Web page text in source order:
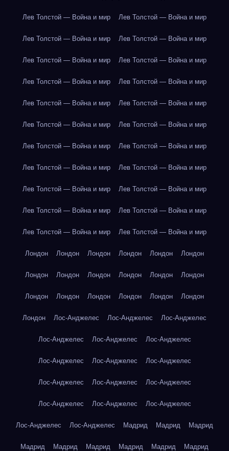
Лев Толстой — Война и мир Лев Толстой — Война и мир
Лев Толстой — Война и мир Лев Толстой — Война и мир
Лев Толстой — Война и мир Лев Толстой — Война и мир
Лев Толстой — Война и мир Лев Толстой — Война и мир
Лев Толстой — Война и мир Лев Толстой — Война и мир
Лев Толстой — Война и мир Лев Толстой — Война и мир
Лев Толстой — Война и мир Лев Толстой — Война и мир
Лев Толстой — Война и мир Лев Толстой — Война и мир
Лев Толстой — Война и мир Лев Толстой — Война и мир
Лев Толстой — Война и мир Лев Толстой — Война и мир
Лев Толстой — Война и мир Лев Толстой — Война и мир
Лондон Лондон Лондон Лондон Лондон Лондон
Лондон Лондон Лондон Лондон Лондон Лондон
Лондон Лондон Лондон Лондон Лондон Лондон
Лондон Лос-Анджелес Лос-Анджелес Лос-Анджелес
Лос-Анджелес Лос-Анджелес Лос-Анджелес
Лос-Анджелес Лос-Анджелес Лос-Анджелес
Лос-Анджелес Лос-Анджелес Лос-Анджелес
Лос-Анджелес Лос-Анджелес Лос-Анджелес
Лос-Анджелес Лос-Анджелес Мадрид Мадрид Мадрид
Мадрид Мадрид Мадрид Мадрид Мадрид Мадрид